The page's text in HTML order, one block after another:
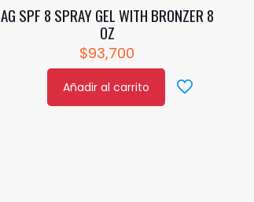
AG SPF 8 SPRAY GEL WITH BRONZER 8
OZ
$93,700
Añadir al carrito